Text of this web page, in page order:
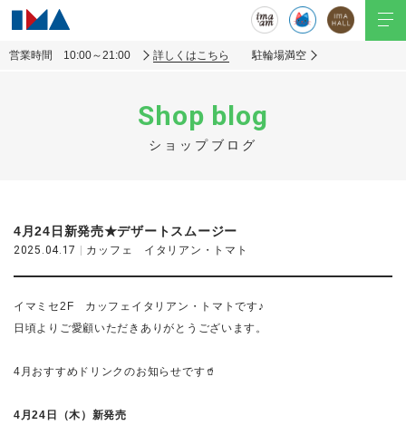
営業時間 10:00～21:00 詳しくはこちら 駐輪場満空
Shop blog
ショップブログ
4月24日新発売★デザートスムージー
2025.04.17 | カッフェ イタリアン・トマト
イマミセ2F カッフェイタリアン・トマトです♪
日頃よりご愛顧いただきありがとうございます。
4月おすすめドリンクのお知らせです🥤
4月24日（木）新発売